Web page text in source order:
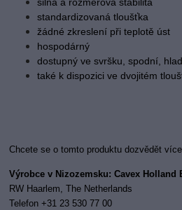
silná a rozměrová stabilita
standardizovaná tloušťka
žádné zkreslení při teplotě úst
hospodárný
dostupný ve svršku, spodní,
také k dispozici ve dvojitém
Chcete se o tomto produktu dozvědět
Výrobce v Nizozemsku: Cavex Holland
RW Haarlem,The Netherlands
Telefon +31 23 530 77 00